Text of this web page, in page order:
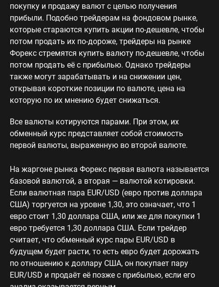
покупку и продажу валют с целью получения
прибыли. Подобно трейдерам на фондовом рынке,
которые стараются купить акции по-дешевле, чтобы
потом продать их по-дороже, трейдеры на рынке
Форекс стремятся купить валюту по-дешевле, чтобы
потом продать её с прибылью. Однако трейдеры
также могут зарабатывать и на снижении цен,
открывая короткие позиции по валюте, цена на
которую по их мнению будет снижаться.
Все валюты котируются парами. При этом, их
обменный курс представляет собой стоимость
первой валюты, выраженную во второй валюте.
На жаргоне рынка Форекс первая валюта называется
базовой валютой, а вторая — валютой котировки.
Если валютная пара EUR/USD (евро против доллара
США) торгуется на уровне 1,30, это означает, что 1
евро стоит 1,30 доллара США, или же для покупки 1
евро требуется 1,30 доллара США. Если трейдер
считает, что обменный курс пары EUR/USD в
будущем будет расти, то есть евро будет дорожать
по отношению к доллару США, он покупает пару
EUR/USD и продаёт её позже с прибылью, если его